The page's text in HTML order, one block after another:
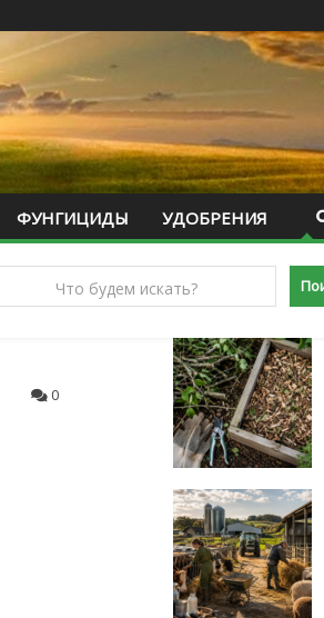
ФУНГИЦИДЫ УДОБРЕНИЯ
0
САМЫЕ НОВЫЕ